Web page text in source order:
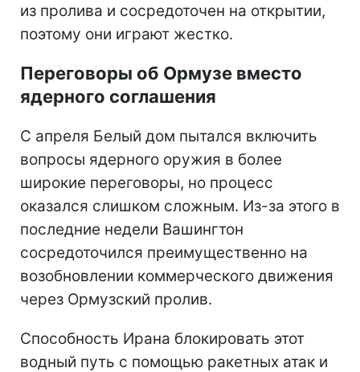
из пролива и сосредоточен на открытии,
поэтому они играют жестко.
Переговоры об Ормузе вместо
ядерного соглашения
С апреля Белый дом пытался включить
вопросы ядерного оружия в более
широкие переговоры, но процесс
оказался слишком сложным. Из-за этого в
последние недели Вашингтон
сосредоточился преимущественно на
возобновлении коммерческого движения
через Ормузский пролив.
Способность Ирана блокировать этот
водный путь с помощью ракетных атак и